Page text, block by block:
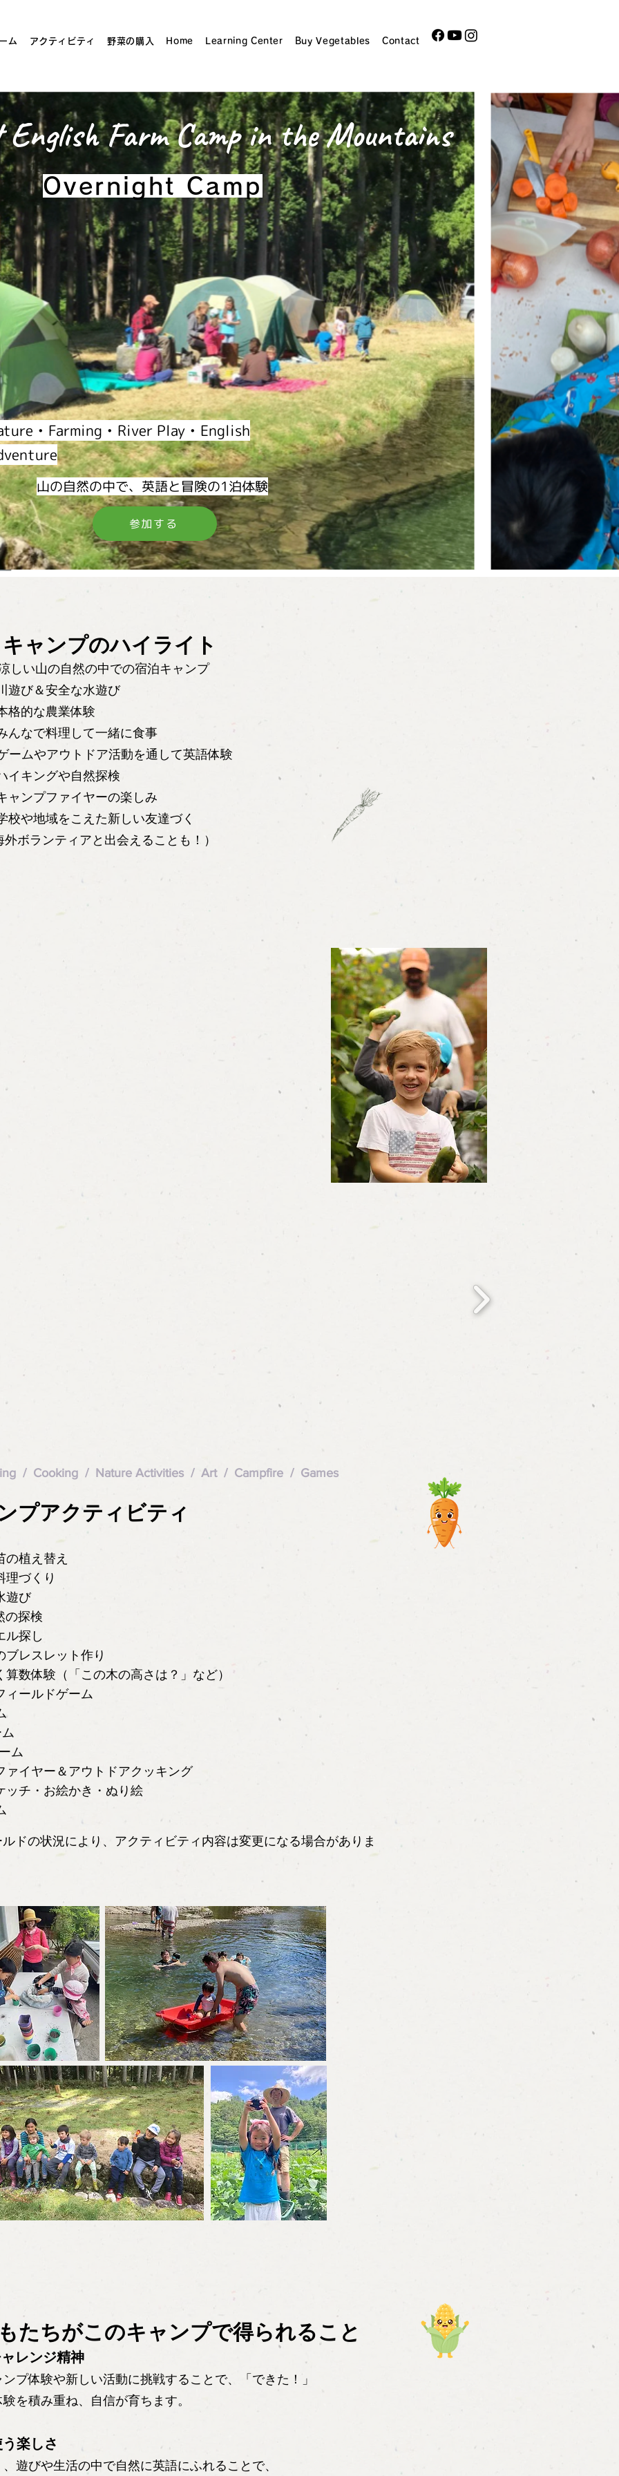
ム アクティビティ 野菜の購入 Home Learning Center Buy Vegetables Contact
Farm Camp in the Mountains
Overnight Camp
• Farming • River Play • English
山の自然の中で、英語と冒険の1泊体験
参加する
キャンプのハイライト
しい山の自然の中での宿泊キャンプ
遊び＆安全な水遊び
格的な農業体験
んなで料理して一緒に食事
ームやアウトドア活動を通して英語体験
イキングや自然探検
ャンプファイヤーの楽しみ
校や地域をこえた新しい友達づく
外ボランティアと出会えることも！）
/ Cooking / Nature Activities / Art / Campfire / Games
プアクティビティ
の植え替え
理づくり
遊び
の探検
ル探し
ブレスレット作り
算数体験（「この木の高さは？」など）
ィールドゲーム
ム
ァイヤー＆アウトドアクッキング
ッチ・お絵かき・ぬり絵
ドの状況により、アクティビティ内容は変更になる場合がありま
たちがこのキャンプで得られること
レンジ精神
プ体験や新しい活動に挑戦することで、「できた！」
を積み重ね、自信が育ちます。
楽しさ
遊びや生活の中で自然に英語にふれることで、